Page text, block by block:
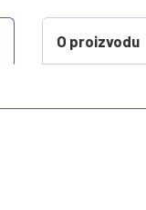
O proizvodu